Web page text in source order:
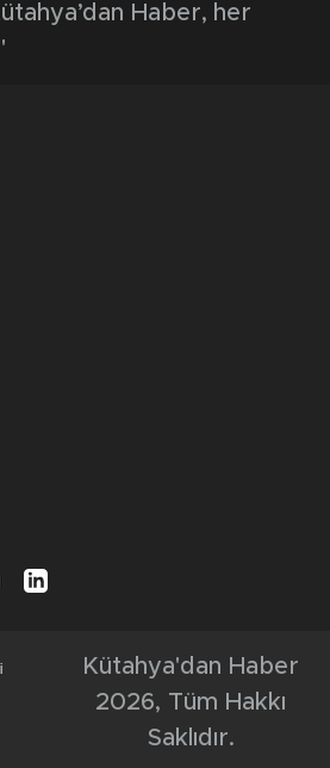
Haber, her
Kütahya'dan Haber
2026, Tüm Hakkı
Saklıdır.